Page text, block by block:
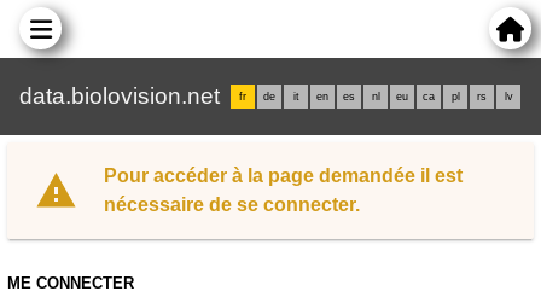
data.biolovision.net fr de it en es nl eu ca pl rs lv
Pour accéder à la page demandée il est
nécessaire de se connecter.
ME CONNECTER